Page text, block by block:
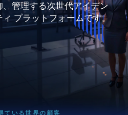
管理する次世代アイデン
プラットフォームです。
ている世界の顧客